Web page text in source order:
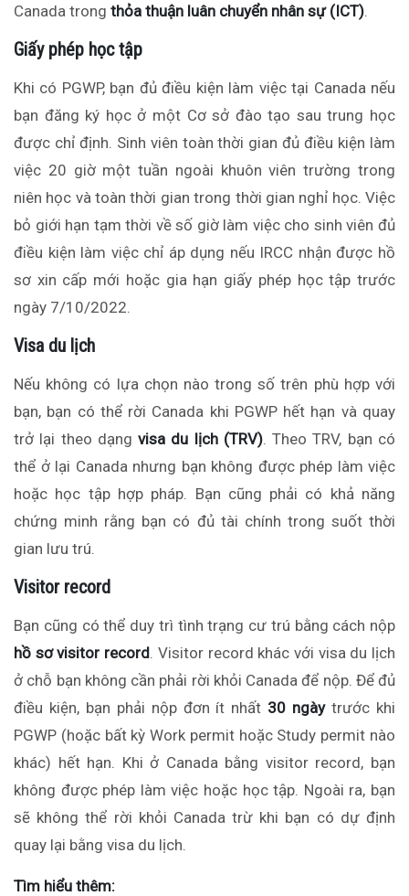
Canada trong thỏa thuận luân chuyển nhân sự (ICT).
Giấy phép học tập
Khi có PGWP, bạn đủ điều kiện làm việc tại Canada nếu
bạn đăng ký học ở mộtCơ sở đào tạo sau trung học
được chỉ định. Sinh viên toàn thời gian đủ điều kiện làm
việc 20 giờ một tuần ngoài khuôn viên trường trong
niên học và toàn thời gian trong thời gian nghỉ học. Việc
bỏ giới hạn tạm thời về số giờ làm việc cho sinh viên đủ
điều kiện làm việc chỉ áp dụng nếu IRCC nhận được hồ
sơ xin cấp mới hoặc gia hạn giấy phép học tập trước
ngày 7/10/2022.
Visa du lịch
Nếu không có lựa chọn nào trong số trên phù hợp với
bạn, bạn có thể rời Canada khi PGWP hết hạn và quay
trở lại theo dạngvisa du lịch (TRV). Theo TRV, bạn có
thể ở lại Canada nhưng bạn không được phép làm việc
hoặc học tập hợp pháp. Bạn cũng phải có khả năng
chứng minh rằng bạn có đủ tài chính trong suốt thời
gian lưu trú.
Visitor record
Bạn cũng có thể duy trì tình trạng cư trú bằng cách nộp
hồ sơ visitor record. Visitor record khác với visa du lịch
ở chỗ bạn không cần phải rời khỏi Canada để nộp. Để đủ
điều kiện, bạn phải nộp đơn ít nhất 30 ngàytrước khi
PGWP (hoặc bất kỳWork permithoặc Study permit nào
khác) hết hạn. Khi ở Canada bằng visitor record, bạn
không được phép làm việc hoặc học tập. Ngoài ra, bạn
sẽ không thể rời khỏi Canada trừ khi bạn có dự định
quay lại bằng visa du lịch.
Tìm hiểu thêm: